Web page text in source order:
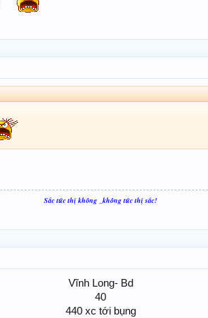
Sắc tức thị không _không tức thị sắc!
Vĩnh Long- Bd
40
440 xc tới bụng